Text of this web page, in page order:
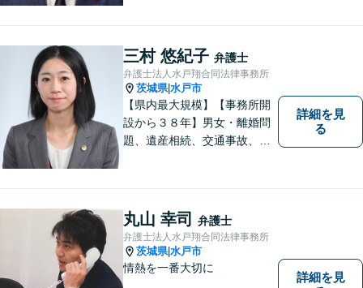
三村 悠紀子 弁護士
弁護士法人水戸翔合同法律事務所
茨城県|水戸市
【県内最大規模】【事務所開
設から３８年】男女・離婚問
題、遺産相続、交通事故、労
地域密着の女性弁護士。お困
りごとがあればお気軽にご相
談ください！お一人おひとり
に誠実に向き合います。
詳細を見
る
丸山 幸司 弁護士
弁護士法人水戸翔合同法律事務所
茨城県|水戸市
情熱を一番大切に
詳細を見